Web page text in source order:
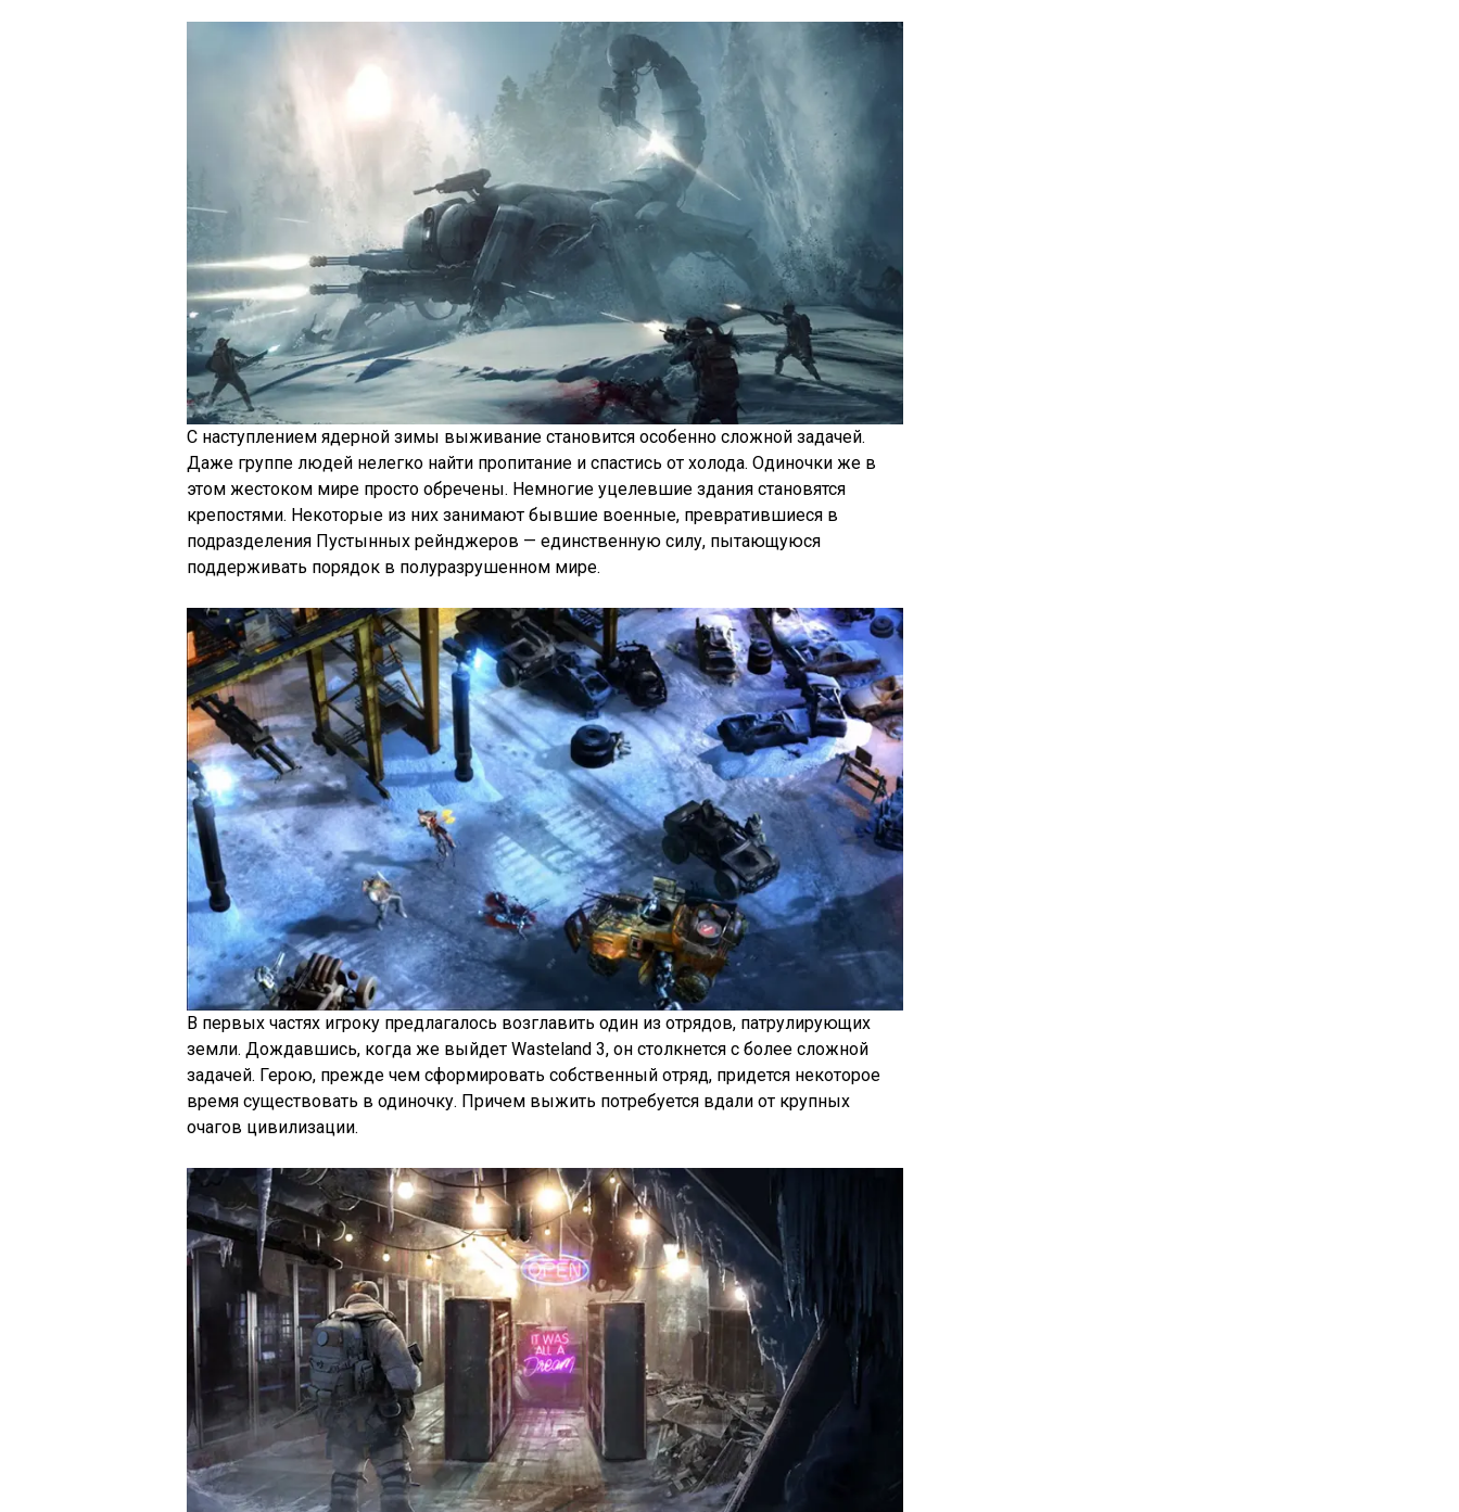
С наступлением ядерной зимы выживание становится особенно сложной задачей.
Даже группе людей нелегко найти пропитание и спастись от холода. Одиночки же в
этом жестоком мире просто обречены. Немногие уцелевшие здания становятся
крепостями. Некоторые из них занимают бывшие военные, превратившиеся в
подразделения Пустынных рейнджеров — единственную силу, пытающуюся
поддерживать порядок в полуразрушенном мире.
В первых частях игроку предлагалось возглавить один из отрядов, патрулирующих
земли. Дождавшись, когда же выйдет Wasteland 3, он столкнется с более сложной
задачей. Герою, прежде чем сформировать собственный отряд, придется некоторое
время существовать в одиночку. Причем выжить потребуется вдали от крупных
очагов цивилизации.